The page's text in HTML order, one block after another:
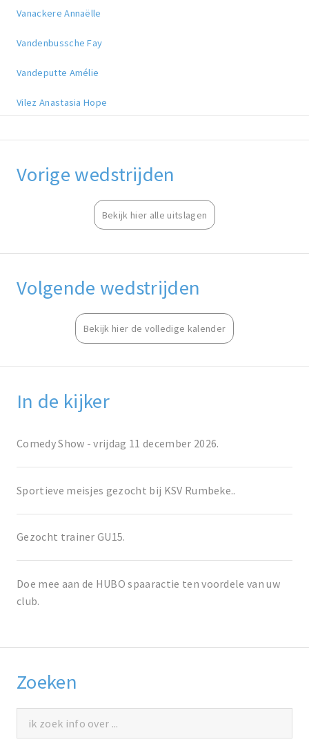
Vanackere Annaëlle
Vandenbussche Fay
Vandeputte Amélie
Vilez Anastasia Hope
Vorige wedstrijden
Bekijk hier alle uitslagen
Volgende wedstrijden
Bekijk hier de volledige kalender
In de kijker
Comedy Show - vrijdag 11 december 2026.
Sportieve meisjes gezocht bij KSV Rumbeke..
Gezocht trainer GU15.
Doe mee aan de HUBO spaaractie ten voordele van uw
club.
Zoeken